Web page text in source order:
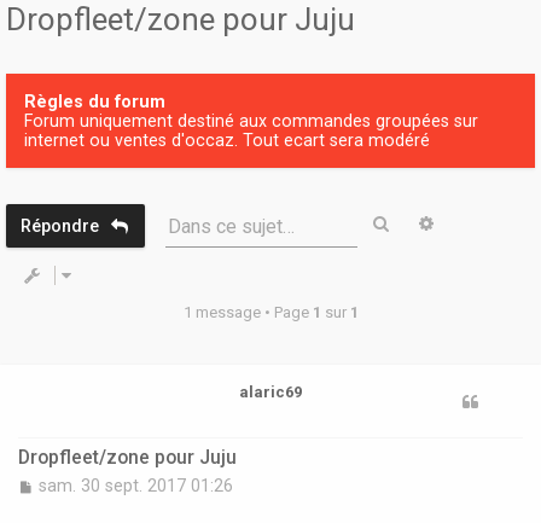
Dropfleet/zone pour Juju
Règles du forum
Forum uniquement destiné aux commandes groupées sur
internet ou ventes d'occaz. Tout ecart sera modéré
Répondre Dans ce sujet… Rechercher
1 message • Page 1 sur 1
alaric69
Dropfleet/zone pour Juju
M
sam. 30 sept. 2017 01:26